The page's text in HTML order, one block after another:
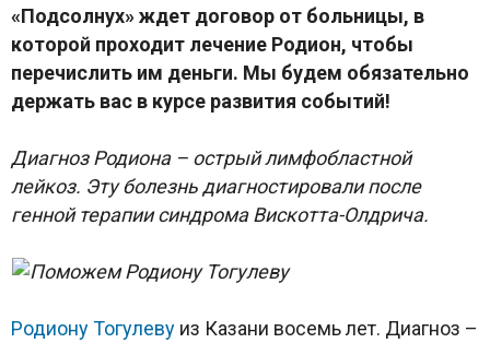
«Подсолнух» ждет договор от больницы, в
которой проходит лечение Родион, чтобы
перечислить им деньги. Мы будем обязательно
держать вас в курсе развития событий!
Диагноз Родиона – острый лимфобластной
лейкоз. Эту болезнь диагностировали после
генной терапии синдрома Вискотта-Олдрича.
Родиону Тогулеву из Казани восемь лет. Диагноз –